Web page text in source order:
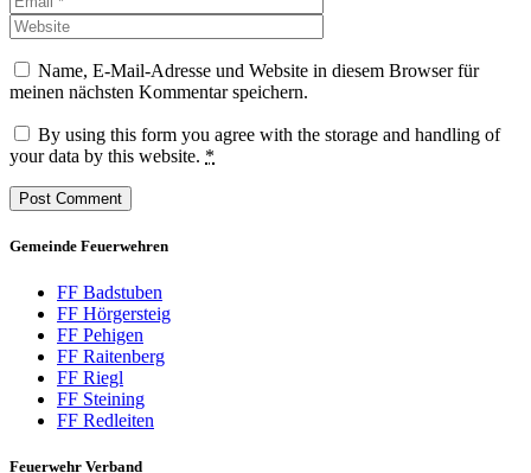
Name, E-Mail-Adresse und Website in diesem Browser für
meinen nächsten Kommentar speichern.
By using this form you agree with the storage and handling of
your data by this website. *
Gemeinde Feuerwehren
FF Badstuben
FF Hörgersteig
FF Pehigen
FF Raitenberg
FF Riegl
FF Steining
FF Redleiten
Feuerwehr Verband